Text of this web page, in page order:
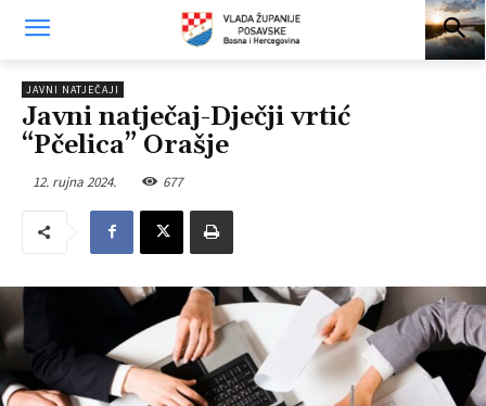
JAVNI NATJEČAJI
Javni natječaj-Dječji vrtić
“Pčelica” Orašje
12. rujna 2024. 677